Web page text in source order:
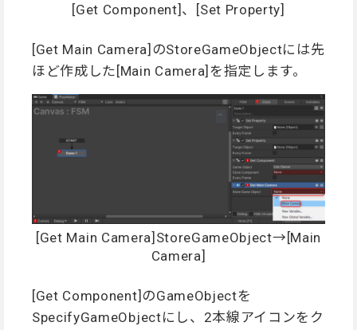
[Get Component]、[Set Property]
[Get Main Camera]のStoreGameObjectには先
ほど作成した[Main Camera]を指定します。
[Get Main Camera]StoreGameObject→[Main
Camera]
[Get Component]のGameObjectを
SpecifyGameObjectにし、2本線アイコンをク